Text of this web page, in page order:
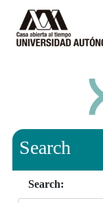
Search
Search: